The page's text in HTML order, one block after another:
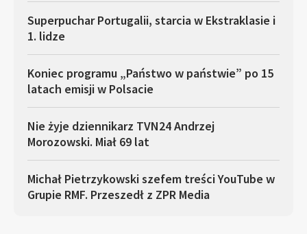
Superpuchar Portugalii, starcia w Ekstraklasie i
1. lidze
Koniec programu „Państwo w państwie” po 15
latach emisji w Polsacie
Nie żyje dziennikarz TVN24 Andrzej
Morozowski. Miał 69 lat
Michał Pietrzykowski szefem treści YouTube w
Grupie RMF. Przeszedł z ZPR Media